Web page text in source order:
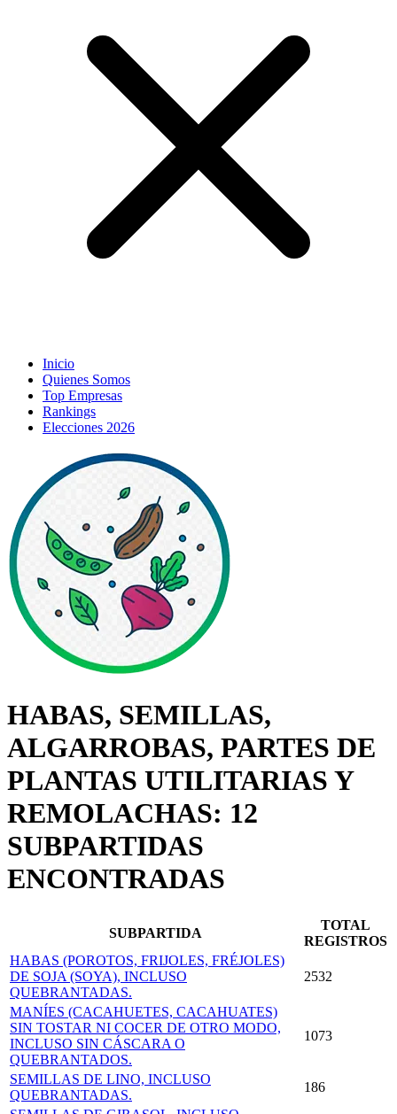
Inicio
Quienes Somos
Top Empresas
Rankings
Elecciones 2026
HABAS, SEMILLAS,
ALGARROBAS, PARTES DE
PLANTAS UTILITARIAS Y
REMOLACHAS: 12
SUBPARTIDAS
ENCONTRADAS
SUBPARTIDA
TOTAL
REGISTROS
HABAS (POROTOS, FRIJOLES, FRÉJOLES)
DE SOJA (SOYA), INCLUSO
QUEBRANTADAS.
2532
MANÍES (CACAHUETES, CACAHUATES)
SIN TOSTAR NI COCER DE OTRO MODO,
INCLUSO SIN CÁSCARA O
QUEBRANTADOS.
1073
SEMILLAS DE LINO, INCLUSO
QUEBRANTADAS.
186